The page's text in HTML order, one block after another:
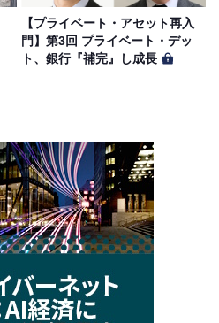
【プライベート・アセット再入
門】第3回 プライベート・デッ
ト、銀行『補完』し成長